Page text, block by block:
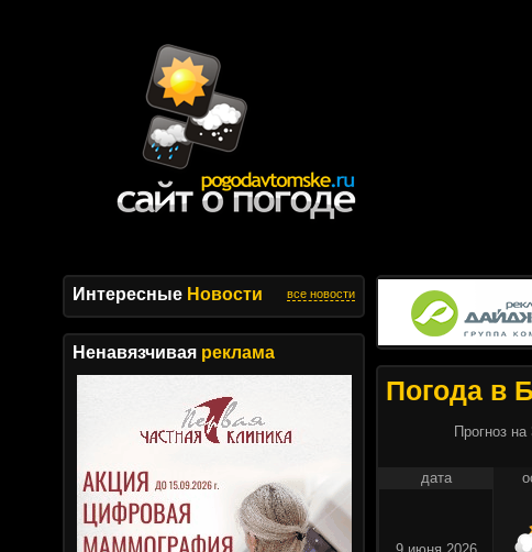
Интересные Новости все новости
Ненавязчивая реклама
Погода в
Прогноз на
дата